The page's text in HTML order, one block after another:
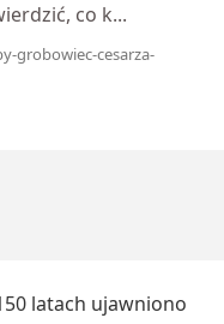
co k...
grobowiec-cesarza-
latach ujawniono